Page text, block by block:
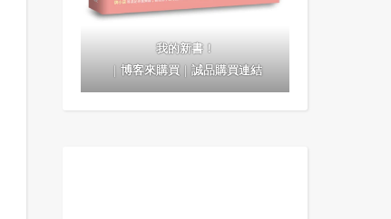
我的新書！
｜博客來購買｜誠品購買連結